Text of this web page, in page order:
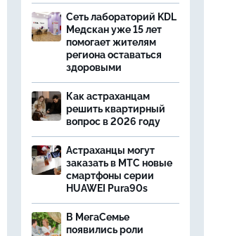
Сеть лабораторий KDL
Медскан уже 15 лет
помогает жителям
региона оставаться
здоровыми
Как астраханцам
решить квартирный
вопрос в 2026 году
Астраханцы могут
заказать в МТС новые
смартфоны серии
HUAWEI Pura90s
В МегаСемье
появились роли